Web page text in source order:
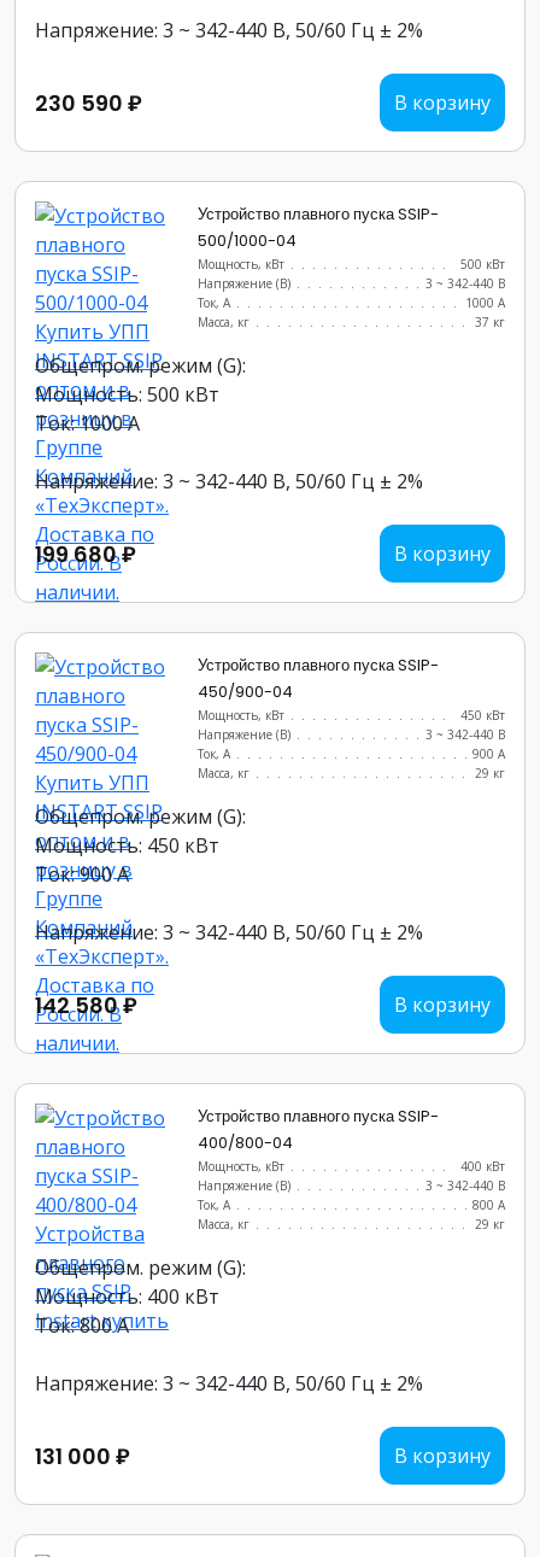
Напряжение: 3 ~ 342-440 В, 50/60 Гц ± 2%
230 590 ₽ В корзину
Устройство плавного пуска SSIP-
500/1000-04
Мощность, кВт
500 кВт
Напряжение (В)
3 ~ 342-440 В
Ток, А
1000 А
Масса, кг
37 кг
Общепром. режим (G):
Мощность: 500 кВт
Ток: 1000 А
Напряжение: 3 ~ 342-440 В, 50/60 Гц ± 2%
199 680 ₽ В корзину
Устройство плавного пуска SSIP-
450/900-04
Мощность, кВт
450 кВт
Напряжение (В)
3 ~ 342-440 В
Ток, А
900 А
Масса, кг
29 кг
Общепром. режим (G):
Мощность: 450 кВт
Ток: 900 А
Напряжение: 3 ~ 342-440 В, 50/60 Гц ± 2%
142 580 ₽ В корзину
Устройство плавного пуска SSIP-
400/800-04
Мощность, кВт
400 кВт
Напряжение (В)
3 ~ 342-440 В
Ток, А
800 А
Масса, кг
29 кг
Общепром. режим (G):
Мощность: 400 кВт
Ток: 800 А
Напряжение: 3 ~ 342-440 В, 50/60 Гц ± 2%
131 000 ₽ В корзину